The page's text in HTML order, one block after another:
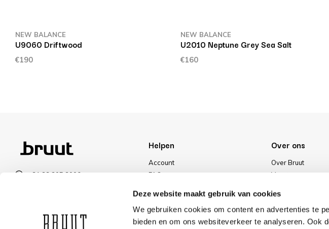
Deze website maakt gebruik van cookies
We gebruiken cookies om content en advertenties te
bieden en om ons websiteverkeer te analyseren. Ook
NEW BALANCE
U9060 Driftwood
€190
NEW BALANCE
U2010 Neptune Grey Sea Salt
€160
+31 23 205 2006
OPENINGSTIJDEN
Helpen
Account
FAQ
Betalen
Levering
Kortingen
Over ons
Over Bruut
Vacatures
Onze winkel